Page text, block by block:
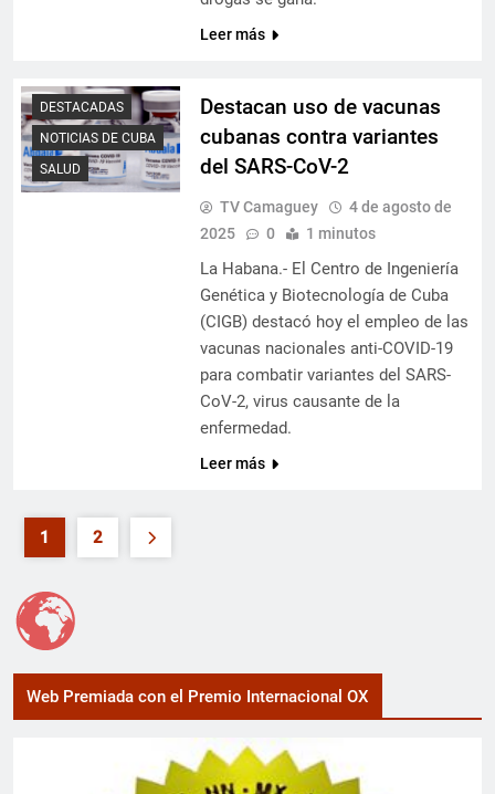
Leer más
DESTACADAS
NOTICIAS DE CUBA
SALUD
Destacan uso de vacunas
cubanas contra variantes
del SARS-CoV-2
TV Camaguey
4 de agosto de
2025
0 1 minutos
La Habana.- El Centro de Ingeniería
Genética y Biotecnología de Cuba
(CIGB) destacó hoy el empleo de las
vacunas nacionales anti-COVID-19
para combatir variantes del SARS-
CoV-2, virus causante de la
enfermedad.
Leer más
1 2
Web Premiada con el Premio Internacional OX